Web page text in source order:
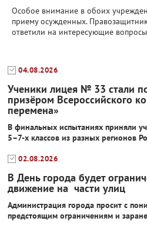
Особое внимание в обоих
приему осужденных.
ответили на интересующие
04.08.2026
Ученики лицея № 33 стали
призёром Всероссийского
перемена»
В финальных испытаниях приняли
5–7-х классов из разных регионов
02.08.2026
В День города будет
движение на части улиц
Администрация города просит с
предстоящим ограничениям и